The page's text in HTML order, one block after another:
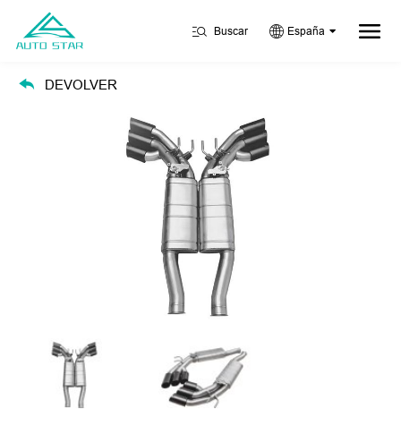
Buscar España
DEVOLVER